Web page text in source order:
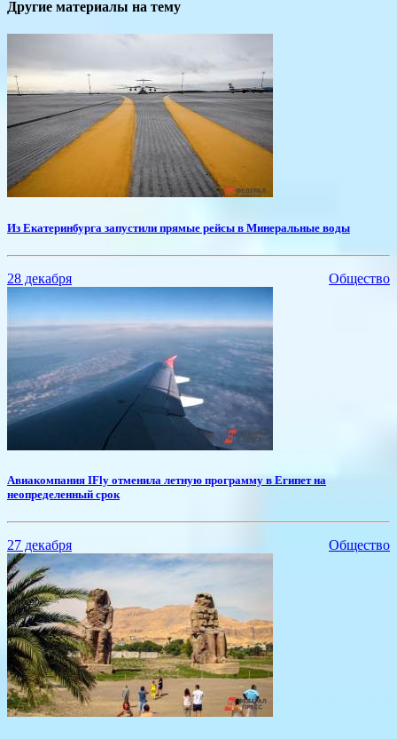
Другие материалы на тему
Из Екатеринбурга запустили прямые рейсы в Минеральные воды
28 декабря Общество
Авиакомпания IFly отменила летную программу в Египет на
неопределенный срок
27 декабря Общество